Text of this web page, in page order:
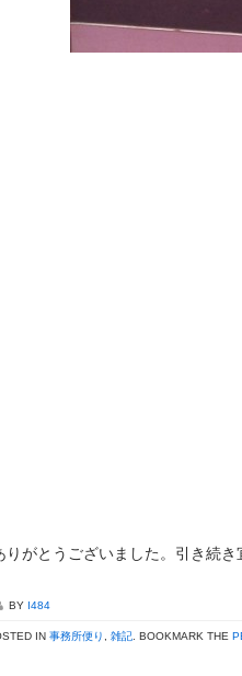
がとうございました。引き続き
BY I484
IN 事務所便り 雑記 . BOOKMARK THE